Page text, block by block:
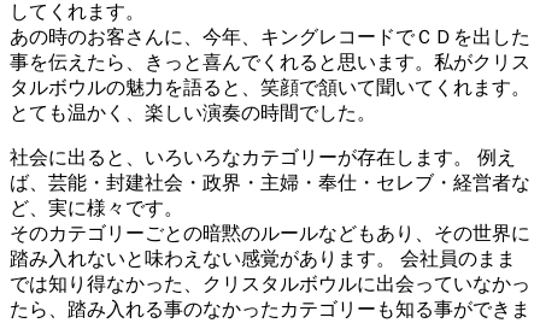
してくれます。
あの時のお客さんに、今年、キングレコードでＣＤを出した
事を伝えたら、きっと喜んでくれると思います。私がクリス
タルボウルの魅力を語ると、笑顔で頷いて聞いてくれます。
とても温かく、楽しい演奏の時間でした。
社会に出ると、いろいろなカテゴリーが存在します。 例え
ば、芸能・封建社会・政界・主婦・奉仕・セレブ・経営者な
ど、実に様々です。
そのカテゴリーごとの暗黙のルールなどもあり、その世界に
踏み入れないと味わえない感覚があります。 会社員のまま
では知り得なかった、クリスタルボウルに出会っていなかっ
たら、踏み入れる事のなかったカテゴリーも知る事ができま